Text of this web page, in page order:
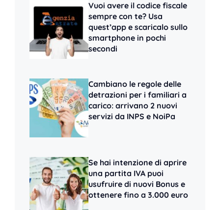
Vuoi avere il codice fiscale
sempre con te? Usa
quest’app e scaricalo sullo
smartphone in pochi
secondi
Cambiano le regole delle
detrazioni per i familiari a
carico: arrivano 2 nuovi
servizi da INPS e NoiPa
Se hai intenzione di aprire
una partita IVA puoi
usufruire di nuovi Bonus e
ottenere fino a 3.000 euro